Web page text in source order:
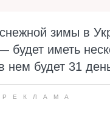
зимы в
иметь
нем будет 31